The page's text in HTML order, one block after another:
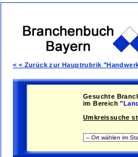
< < Zurück zur Hauptrubrik
Gesuchte
im Bereich
Umkreissuche